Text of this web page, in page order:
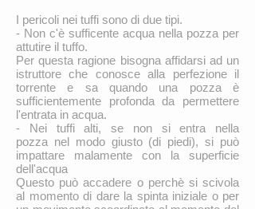
I pericoli nei tuffi sono di due tipi.
- Non c'è sufficente acqua nella pozza per
attutire il tuffo.
Per questa ragione bisogna affidarsi ad un
istruttore che conosce alla perfezione il
torrente e sa quando una pozza è
sufficientemente profonda da permettere
l'entrata in acqua.
- Nei tuffi alti, se non si entra nella
pozza nel modo giusto (di piedi), si può
impattare malamente con la superficie
dell'acqua
Questo può accadere o perchè si scivola
al momento di dare la spinta iniziale o per